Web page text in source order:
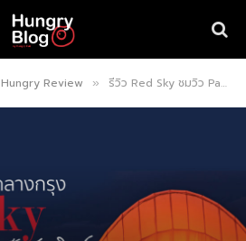
Hungry Review » รีวิว Red Sky ชมวิว Panorama บนชั้น 55 โรงแรมหรู ใจกลางกรุง